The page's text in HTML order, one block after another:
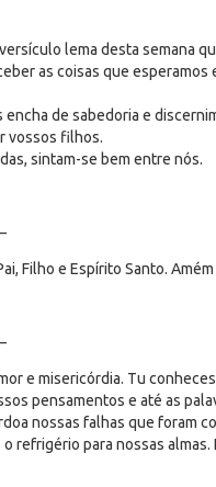
lema desta semana
as coisas que esperamos
de sabedoria e
vossos filhos.
sintam-se bem entre nós.
Filho e Espírito Santo. Amém
e misericórdia. Tu
pensamentos e até as
nossas falhas que foram
refrigério para nossas almas.